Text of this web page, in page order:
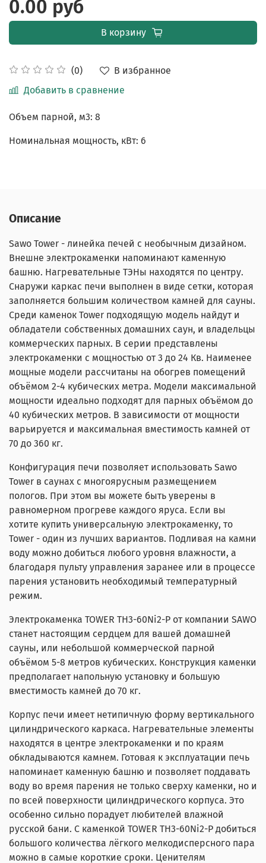
(0)
В избранное
Добавить в сравнение
0.00 руб
В корзину
Объем парной, м3: 8
Номинальная мощность, кВт: 6
Описание
Sawo Tower - линейка печей с необычным дизайном.
Внешне электрокаменки напоминают каменную
башню. Нагревательные ТЭНы находятся по центру.
Снаружи каркас печи выполнен в виде сетки, которая
заполняется большим количеством камней для сауны.
Среди каменок Tower подходящую модель найдут и
обладатели собственных домашних саун, и владельцы
коммерческих парных. В серии представлены
электрокаменки с мощностью от 3 до 24 Кв. Наименее
мощные модели рассчитаны на обогрев помещений
объёмом 2-4 кубических метра. Модели максимальной
мощности идеально подходят для парных объёмом до
40 кубических метров. В зависимости от мощности
варьируется и максимальная вместимость камней от
70 до 360 кг.
Конфигурация печи позволяет использовать Sawo
Tower в саунах с многоярусным размещением
пологов. При этом вы можете быть уверены в
равномерном прогреве каждого яруса. Если вы
хотите купить универсальную электрокаменку, то
Tower - один из лучших вариантов. Подливая на камни
воду можно добиться любого уровня влажности, а
благодаря пульту управления заранее или в процессе
парения установить необходимый температурный
режим.
Электрокаменка TOWER TH3-60Ni2-P от компании SAWO
станет настоящим сердцем для вашей домашней
сауны, или небольшой коммерческой парной
объёмом 5-8 метров кубических. Конструкция каменки
предполагает напольную установку и большую
вместимость камней до 70 кг.
Корпус печи имеет нетипичную форму вертикального
цилиндрического каркаса. Нагревательные элементы
находятся в центре электрокаменки и по краям
обкладываются камнем. Готовая к эксплуатации печь
напоминает каменную башню и позволяет поддавать
воду во время парения не только сверху каменки, но и
по всей поверхности цилиндрического корпуса. Это
особенно сильно порадует любителей влажной
русской бани. С каменкой TOWER TH3-60Ni2-P добиться
большого количества лёгкого мелкодисперсного пара
можно в самые короткие сроки. Ценителям